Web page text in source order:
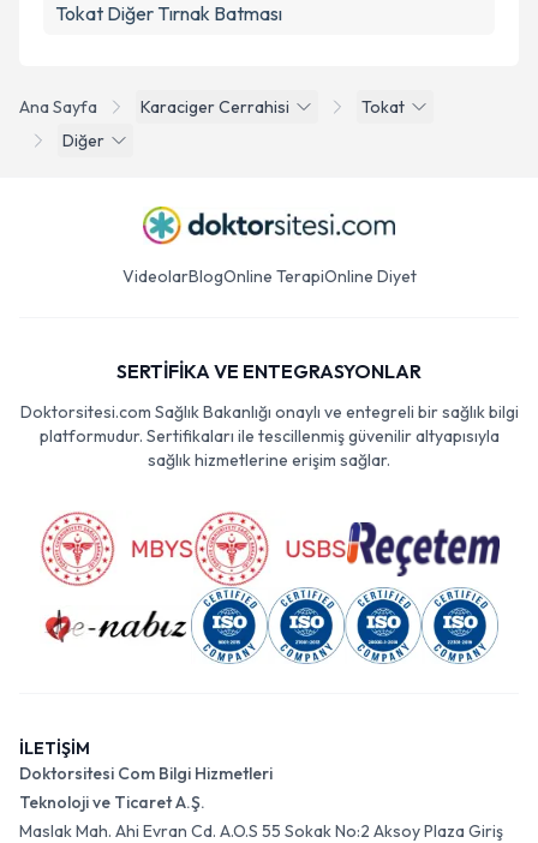
Ana Sayfa Karaciger Cerrahisi
Tokat
Diğer
Tokat Diğer Tırnak Batması
VideolarBlogOnline TerapiOnline Diyet
SERTİFİKA VE ENTEGRASYONLAR
Doktorsitesi.com Sağlık Bakanlığı onaylı ve entegreli bir sağlık bilgi
platformudur. Sertifikaları ile tescillenmiş güvenilir altyapısıyla
sağlık hizmetlerine erişim sağlar.
İLETİŞİM
Doktorsitesi Com Bilgi Hizmetleri
Teknoloji ve Ticaret A.Ş.
Maslak Mah. Ahi Evran Cd. A.O.S 55 Sokak No:2 Aksoy Plaza Giriş